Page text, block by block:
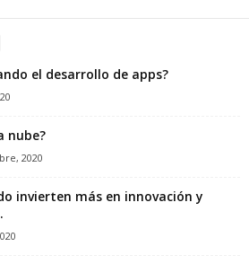
el desarrollo de apps?
nube?
2020
invierten más en innovación y